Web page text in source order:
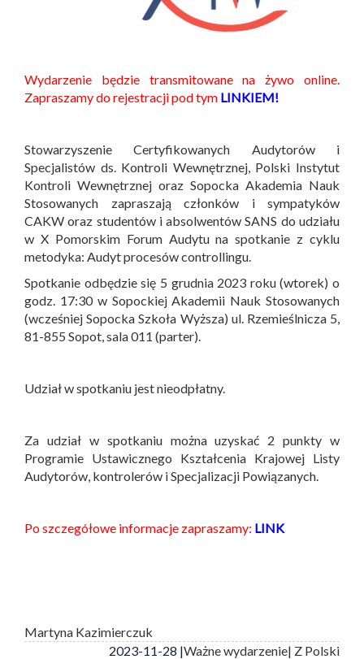
Wydarzenie będzie transmitowane na żywo online.
Zapraszamy do rejestracji pod tym LINKIEM!
Stowarzyszenie Certyfikowanych Audytorów i
Specjalistów ds. Kontroli Wewnętrznej, Polski Instytut
Kontroli Wewnętrznej oraz Sopocka Akademia Nauk
Stosowanych zapraszają członków i sympatyków
CAKW oraz studentów i absolwentów SANS do udziału
w X Pomorskim Forum Audytu na spotkanie z cyklu
metodyka: Audyt procesów controllingu.
Spotkanie odbędzie się 5 grudnia 2023 roku (wtorek) o
godz. 17:30 w Sopockiej Akademii Nauk Stosowanych
(wcześniej Sopocka Szkoła Wyższa) ul. Rzemieślnicza 5,
81-855 Sopot, sala 011 (parter).
Udział w spotkaniu jest nieodpłatny.
Za udział w spotkaniu można uzyskać 2 punkty w
Programie Ustawicznego Kształcenia Krajowej Listy
Audytorów, kontrolerów i Specjalizacji Powiązanych.
Po szczegółowe informacje zapraszamy: LINK
Martyna Kazimierczuk
2023-11-28 |Ważne wydarzenie| Z Polski